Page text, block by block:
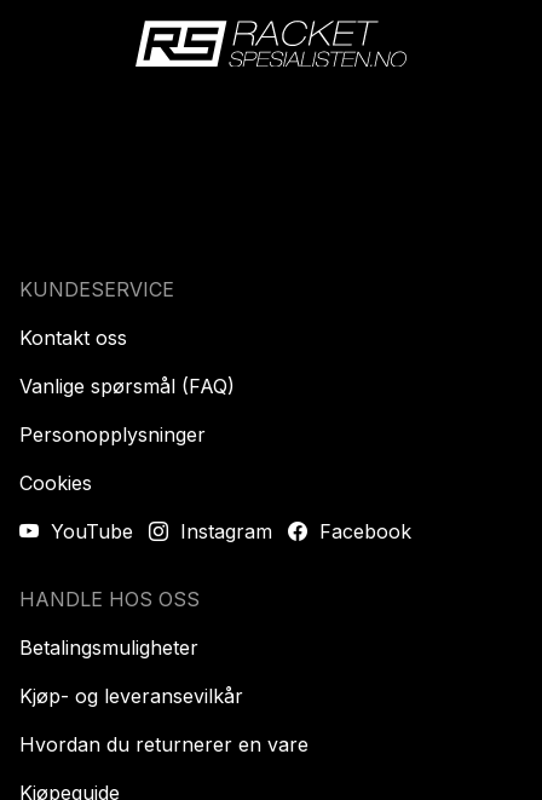
KUNDESERVICE
Kontakt oss
Vanlige spørsmål (FAQ)
Personopplysninger
Cookies
YouTube
Instagram Facebook
HANDLE HOS OSS
Betalingsmuligheter
Kjøp- og leveransevilkår
Hvordan du returnerer en vare
Kjøpeguide